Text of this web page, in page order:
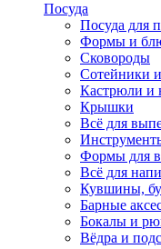
Посуда
Посуда для
Формы и
Сковороды
Сотейники
Кастрюли и
Крышки
Всё для
Формы для
Всё для
Кувшины,
Барные
Бокалы и
Вёдра и